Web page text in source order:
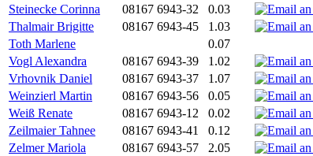
Steinecke Corinna
08167 6943-32 0.03
Thalmair Brigitte
08167 6943-45 1.03
Toth Marlene
0.07
Vogl Alexandra
08167 6943-39 1.02
Vrhovnik Daniel
08167 6943-37 1.07
Weinzierl Martin
08167 6943-56 0.05
Weiß Renate
08167 6943-12 0.02
Zeilmaier Tahnee
08167 6943-41 0.12
Zelmer Mariola
08167 6943-57 2.05